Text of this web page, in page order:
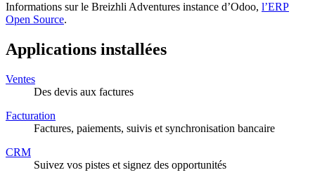
Informations sur le Breizhli Adventures instance d’Odoo, l’ERP
Open Source.
Applications installées
Ventes
Des devis aux factures
Facturation
Factures, paiements, suivis et synchronisation bancaire
CRM
Suivez vos pistes et signez des opportunités